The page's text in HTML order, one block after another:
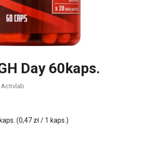
Day 60kaps.
Activlab
(0,47 zł / 1 kaps.)